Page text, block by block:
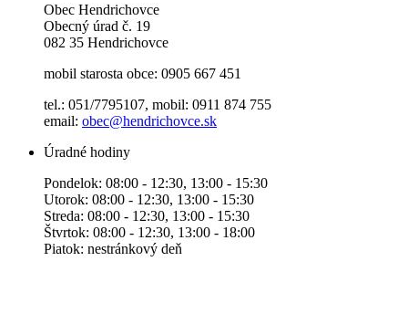
Obec Hendrichovce
Obecný úrad č. 19
082 35 Hendrichovce
mobil starosta obce: 0905 667 451
tel.: 051/7795107, mobil: 0911 874 755
email: obec@hendrichovce.sk
Úradné hodiny
Pondelok: 08:00 - 12:30, 13:00 - 15:30
Utorok: 08:00 - 12:30, 13:00 - 15:30
Streda: 08:00 - 12:30, 13:00 - 15:30
Štvrtok: 08:00 - 12:30, 13:00 - 18:00
Piatok: nestránkový deň